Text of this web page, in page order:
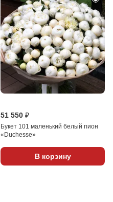
51 550 ₽
Букет 101 маленький белый пион
«Duchesse»
В корзину